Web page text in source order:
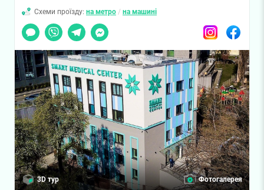
Схеми проїзду: на метро / на машині
Чат
Viber TelegramMessenger InstagramFacebook
3D тур Фотогалерея